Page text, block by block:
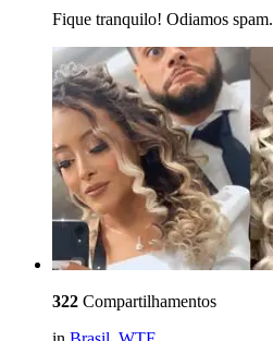
Fique tranquilo! Odiamos spam.
322 Compartilhamentos